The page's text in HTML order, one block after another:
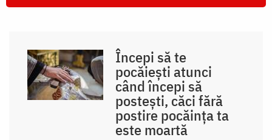
înmuiem
Începi să te
pocăiești atunci
când începi să
postești, căci fără
postire pocăința ta
este moartă